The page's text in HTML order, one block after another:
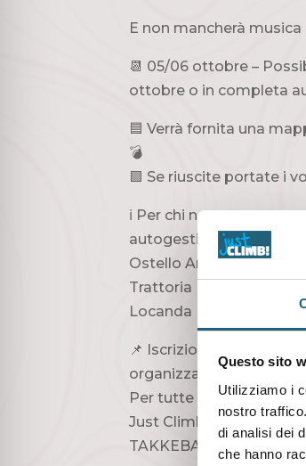
Questo sito
Utilizziamo i
nostro
di analisi dei
che hanno
E non mancherà musica
📆 05/06 ottobre –
ottobre o in completa
🟦 Verrà fornita una
💣
🟩 Se riuscite portate i
ℹ️ Per chi ne avesse
autogestione presso le
Ostello Antagonisti
Trattoria Rifugio del
Locanda I Chimi
📌 Iscrizione
organizzative.
Per tutte le info e
Just Climb! – 379
TAKKEBASSE Ezio –